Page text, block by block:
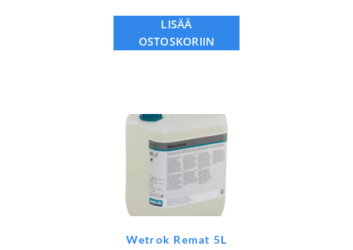
LISÄÄ
OSTOSKORIIN
Wetrok Remat 5L